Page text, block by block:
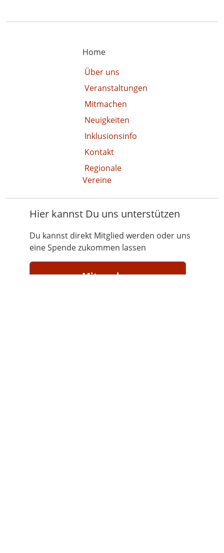
Home
Über uns
Veranstaltungen
Mitmachen
Neuigkeiten
Inklusionsinfo
Kontakt
Regionale
Vereine
Hier kannst Du uns unterstützen
Du kannst direkt Mitglied werden oder uns
eine Spende zukommen lassen
Mitmachen